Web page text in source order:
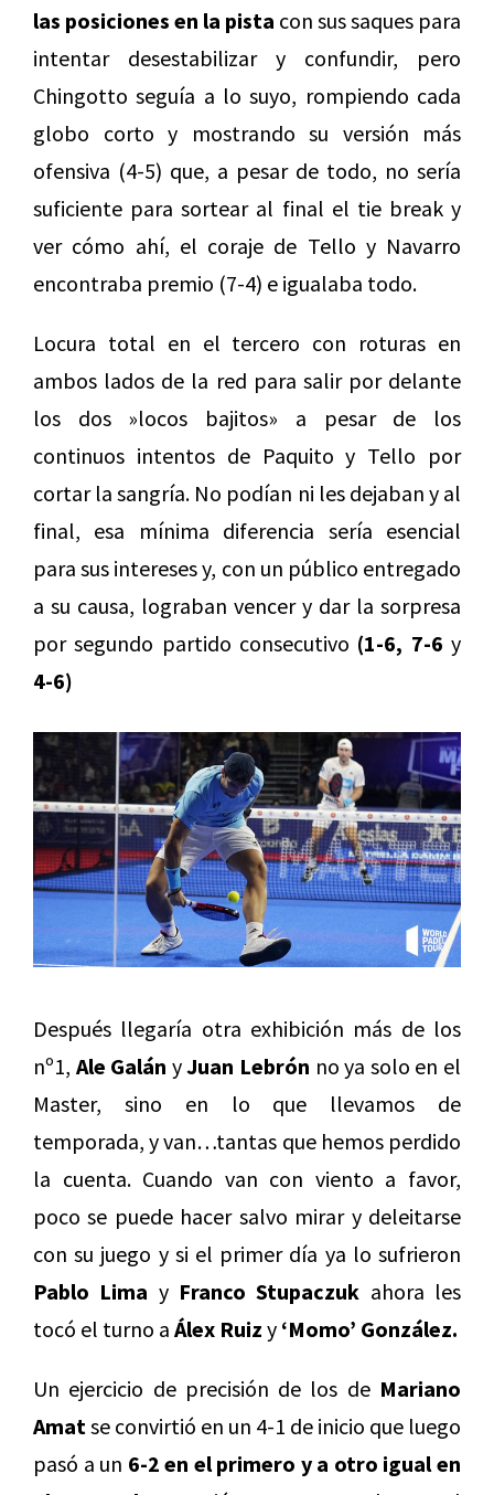
las posiciones en la pista con sus saques para
intentar desestabilizar y confundir, pero
Chingotto seguía a lo suyo, rompiendo cada
globo corto y mostrando su versión más
ofensiva (4-5) que, a pesar de todo, no sería
suficiente para sortear al final el tie break y
ver cómo ahí, el coraje de Tello y Navarro
encontraba premio (7-4) e igualaba todo.
Locura total en el tercero con roturas en
ambos lados de la red para salir por delante
los dos »locos bajitos» a pesar de los
continuos intentos de Paquito y Tello por
cortar la sangría. No podían ni les dejaban y al
final, esa mínima diferencia sería esencial
para sus intereses y, con un público entregado
a su causa, lograban vencer y dar la sorpresa
por segundo partido consecutivo (1-6, 7-6 y
4-6)
Después llegaría otra exhibición más de los
nº1, Ale Galán yJuan Lebrón no ya solo en el
Master, sino en lo que llevamos de
temporada, y van…tantas que hemos perdido
la cuenta. Cuando van con viento a favor,
poco se puede hacer salvo mirar y deleitarse
con su juego y si el primer día ya lo sufrieron
Pablo Lima y Franco Stupaczuk ahora les
tocó el turno a Álex Ruiz y ‘Momo’ González.
Un ejercicio de precisión de los de Mariano
Amat se convirtió en un 4-1 de inicio que luego
pasó a un 6-2 en el primero y a otro igual en